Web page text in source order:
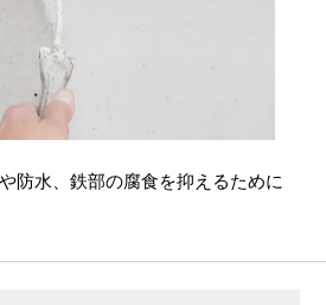
防水、鉄部の腐食を抑えるために